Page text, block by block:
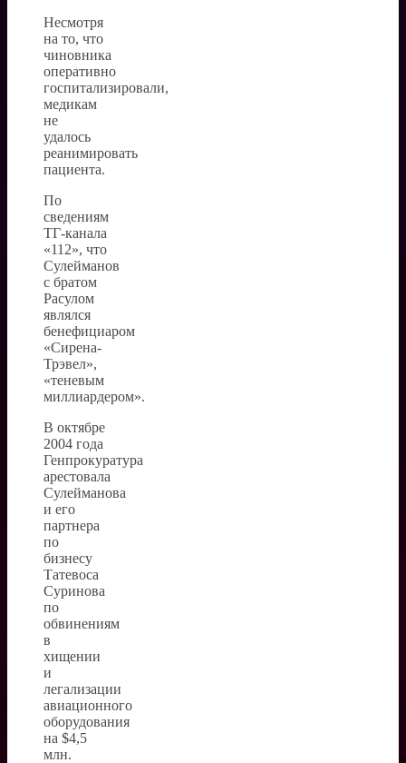
Несмотря
на то, что
чиновника
оперативно
госпитализировали,
медикам
не
удалось
реанимировать
пациента.
По
сведениям
ТГ-канала
«112», что
Сулейманов
с братом
Расулом
являлся
бенефициаром
«Сирена-
Трэвел»,
«теневым
миллиардером».
В октябре
2004 года
Генпрокуратура
арестовала
Сулейманова
и его
партнера
по
бизнесу
Татевоса
Суринова
по
обвинениям
в
хищении
и
легализации
авиационного
оборудования
на $4,5
млн.